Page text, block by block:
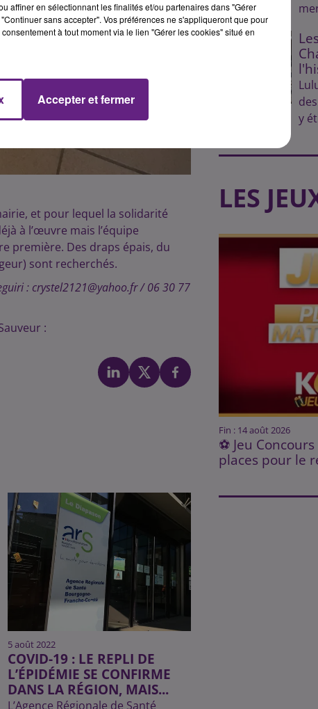
et pour lequel la solidarité
à l’œuvre mais l’équipe
première. Des draps épais, du
sont recherchés.
: crystel2121@yahoo.fr / 06 30 77
:
5 août 2022
COVID-19 : LE REPLI DE
L’ÉPIDÉMIE SE CONFIRME
DANS LA RÉGION, MAIS...
L’Agence Régionale de Santé
y
LES
Fin : 14 août 2026
⚽ Jeu
places pour le
affiner en sélectionnant les finalités et/ou partenaires dans "Gérer
sans accepter". Vos préférences ne s'appliqueront que pour
à tout moment via le lien "Gérer les cookies" situé en
Accepter et fermer